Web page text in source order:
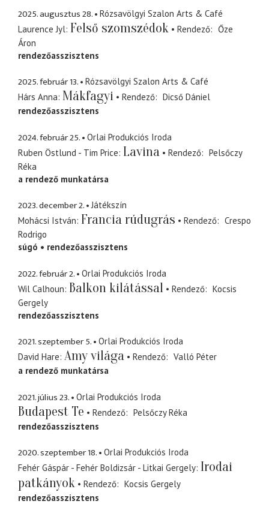
2025. augusztus 28.
Rózsavölgyi Szalon Arts & Café
Laurence Jyl Felső szomszédok Rendező
Őze
Áron
rendezőasszisztens
2025. február 13.
Rózsavölgyi Szalon Arts & Café
Hárs Anna Mákfagyi Rendező
Dicső Dániel
rendezőasszisztens
2024. február 25.
Orlai Produkciós Iroda
Ruben Östlund - Tim Price Lavina Rendező
Pelsőczy
Réka
a rendező munkatársa
2023. december 2.
Játékszín
Mohácsi István Francia rúdugrás Rendező
Crespo
Rodrigo
súgó
rendezőasszisztens
2022. február 2.
Orlai Produkciós Iroda
Wil Calhoun Balkon kilátással Rendező
Kocsis
Gergely
rendezőasszisztens
2021. szeptember 5.
Orlai Produkciós Iroda
David Hare Amy világa Rendező
Valló Péter
a rendező munkatársa
2021. július 23. Orlai Produkciós Iroda
Budapest Te Rendező
Pelsőczy Réka
rendezőasszisztens
2020. szeptember 18.
Orlai Produkciós Iroda
Fehér Gáspár - Fehér Boldizsár - Litkai Gergely Irodai
patkányok
Rendező
Kocsis Gergely
rendezőasszisztens